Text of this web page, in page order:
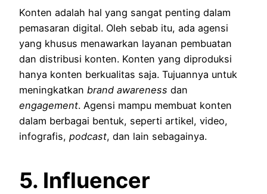
Konten adalah hal yang sangat penting dalam
pemasaran digital. Oleh sebab itu, ada agensi
yang khusus menawarkan layanan pembuatan
dan distribusi konten. Konten yang diproduksi
hanya konten berkualitas saja. Tujuannya untuk
meningkatkan brand awareness dan
engagement. Agensi mampu membuat konten
dalam berbagai bentuk, seperti artikel, video,
infografis, podcast, dan lain sebagainya.
5. Influencer